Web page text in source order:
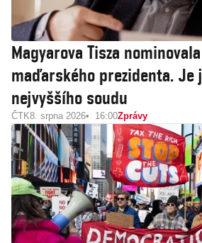
Magyarova Tisza
maďarského prezidenta. Je
nejvyššího soudu
ČTK8. srpna 2026 16:00Zprávy